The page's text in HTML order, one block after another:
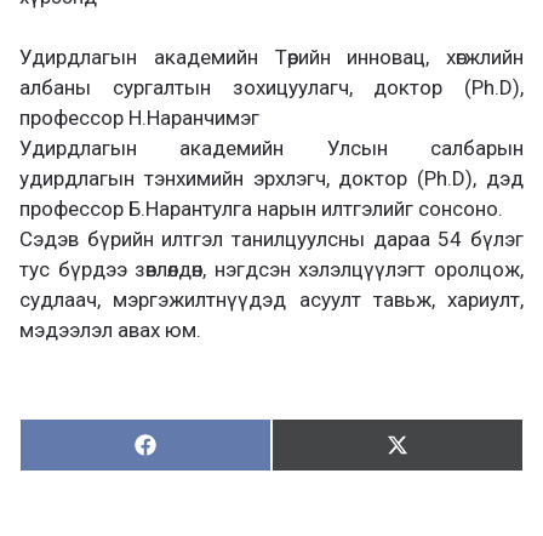
Удирдлагын академийн Төрийн инновац, хөгжлийн
албаны сургалтын зохицуулагч, доктор (Ph.D),
профессор Н.Наранчимэг
Удирдлагын академийн Улсын салбарын
удирдлагын тэнхимийн эрхлэгч, доктор (Ph.D), дэд
профессор Б.Нарантулга нарын илтгэлийг сонсоно.
Сэдэв бүрийн илтгэл танилцуулсны дараа 54 бүлэг
тус бүрдээ зөвлөлдөн, нэгдсэн хэлэлцүүлэгт оролцож,
судлаач, мэргэжилтнүүдэд асуулт тавьж, хариулт,
мэдээлэл авах юм.
Хуваалцах:
Х
у
Түгээх:
Т
ү